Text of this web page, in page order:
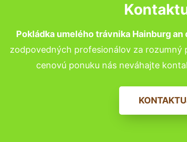
Pokládka umelého trávnika Hainburg an
zodpovedných profesionálov za rozumný
cenovú ponuku nás neváhajte